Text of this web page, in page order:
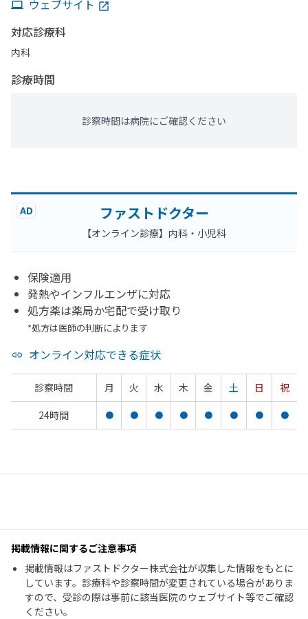
ウェブサイト
対応診療科
内科
診療時間
診察時間は病院にご確認ください
AD ファストドクター
【オンライン診療】内科・小児科
保険適用
発熱やインフルエンザに対応
処方薬は薬局か宅配で受け取り
*処方は医師の判断によります
オンライン対応できる症状
診察時間 月 火 水 木 金 土 日
祝
24時間
● ● ● ● ● ● ● ●
掲載情報に関するご注意事項
掲載情報はファストドクター株式会社が収集した情報をもとに
しています。診療科や診察時間が変更されている場合がありま
すので、受診の際は事前に該当医院のウェブサイト等でご確認
ください。